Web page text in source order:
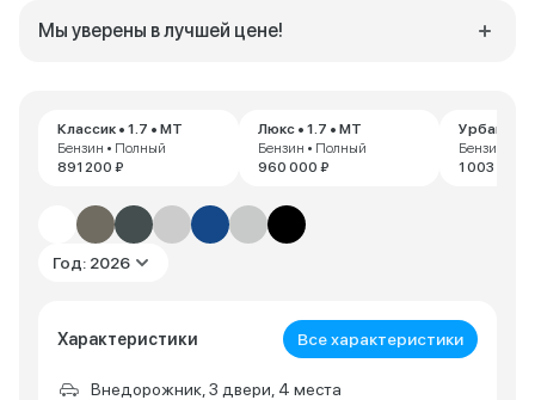
Классик • 1.7 • MT
Бензин • Полный
891 200 ₽
Люкс • 1.7 • MT
Бензин • Полный
960 000 ₽
Урбан •
Бензин •
1 003 200 ₽
Год: 2026
Характеристики Все характеристики
Внедорожник, 3 двери, 4 места
Мы уверены в лучшей цене!